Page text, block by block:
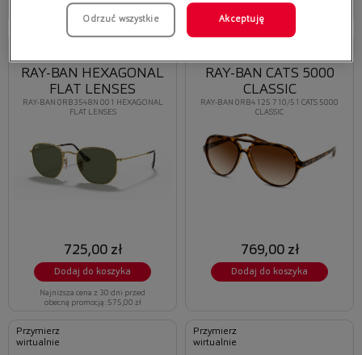
Najniższa cena z 30 dni przed
obecną promocją: 505,00 zł
Najniższa cena z 30 dni przed
obecną promocją: 516,04 zł
RAY-BAN 0RB3548N 001 HEXAGONAL
FLAT LENSES
RAY-BAN HEXAGONAL
FLAT LENSES
725,00 zł
Dodaj do koszyka
Najniższa cena z 30 dni przed
obecną promocją: 575,00 zł
RAY-BAN 0RB4125 710/51 CATS 5000
CLASSIC
RAY-BAN CATS 5000
CLASSIC
769,00 zł
Dodaj do koszyka
Przymierz
wirtualnie
Przymierz
wirtualnie
Odrzuć wszystkie Akceptuję